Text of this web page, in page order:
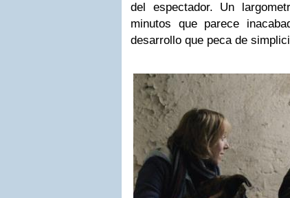
del espectador. Un
minutos que parece
desarrollo que peca de